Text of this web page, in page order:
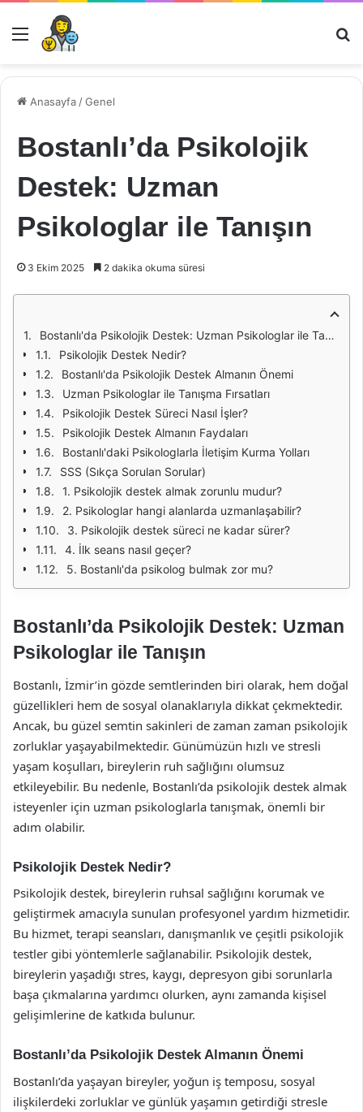
Menü
Anasayfa /Genel
Bostanlı’da Psikolojik
Destek: Uzman
Psikologlar ile Tanışın
3 Ekim 2025 2 dakika okuma süresi
Bostanlı'da Psikolojik Destek: Uzman Psikologlar ile Tanışın
Psikolojik Destek Nedir?
Bostanlı'da Psikolojik Destek Almanın Önemi
Uzman Psikologlar ile Tanışma Fırsatları
Psikolojik Destek Süreci Nasıl İşler?
Psikolojik Destek Almanın Faydaları
Bostanlı'daki Psikologlarla İletişim Kurma Yolları
SSS (Sıkça Sorulan Sorular)
1. Psikolojik destek almak zorunlu mudur?
2. Psikologlar hangi alanlarda uzmanlaşabilir?
3. Psikolojik destek süreci ne kadar sürer?
4. İlk seans nasıl geçer?
5. Bostanlı'da psikolog bulmak zor mu?
Bostanlı’da Psikolojik Destek: Uzman
Psikologlar ile Tanışın
Bostanlı, İzmir’in gözde semtlerinden biri olarak, hem doğal
güzellikleri hem de sosyal olanaklarıyla dikkat çekmektedir.
Ancak, bu güzel semtin sakinleri de zaman zaman psikolojik
zorluklar yaşayabilmektedir. Günümüzün hızlı ve stresli
yaşam koşulları, bireylerin ruh sağlığını olumsuz
etkileyebilir. Bu nedenle, Bostanlı’da psikolojik destek almak
isteyenler için uzman psikologlarla tanışmak, önemli bir
adım olabilir.
Psikolojik Destek Nedir?
Psikolojik destek, bireylerin ruhsal sağlığını korumak ve
geliştirmek amacıyla sunulan profesyonel yardım hizmetidir.
Bu hizmet, terapi seansları, danışmanlık ve çeşitli psikolojik
testler gibi yöntemlerle sağlanabilir. Psikolojik destek,
bireylerin yaşadığı stres, kaygı, depresyon gibi sorunlarla
başa çıkmalarına yardımcı olurken, aynı zamanda kişisel
gelişimlerine de katkıda bulunur.
Bostanlı’da Psikolojik Destek Almanın Önemi
Bostanlı’da yaşayan bireyler, yoğun iş temposu, sosyal
ilişkilerdeki zorluklar ve günlük yaşamın getirdiği stresle